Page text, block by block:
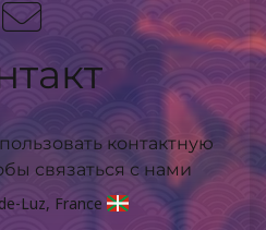
контактную
связаться с нами
Luz, France